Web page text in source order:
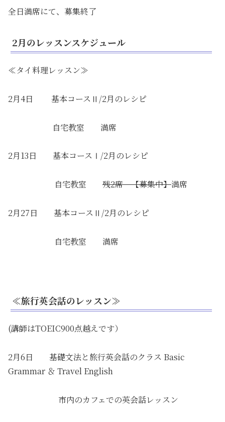
全日満席にて、募集終了
2月のレッスンスケジュール
≪タイ料理レッスン≫
2月4日 基本コースⅡ/2月のレシピ
自宅教室 満席
2月13日 基本コースⅠ/2月のレシピ
自宅教室 残2席 【募集中】満席
2月27日 基本コースⅡ/2月のレシピ
自宅教室 満席
≪旅行英会話のレッスン≫
(講師はTOEIC900点越えです）
2月6日 基礎文法と旅行英会話のクラス Basic
Grammar ＆ Travel English
市内のカフェでの英会話レッスン